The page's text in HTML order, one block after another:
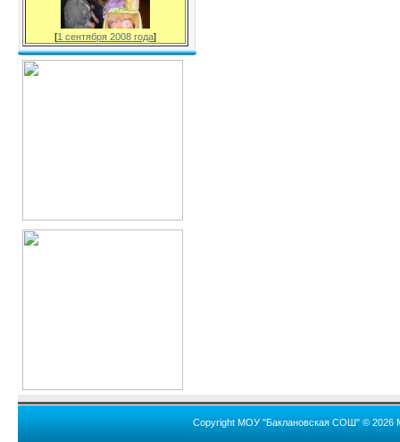
[1 сентября 2008 года]
Copyright МОУ "Баклановская СОШ" © 2026